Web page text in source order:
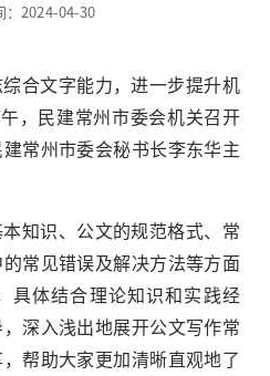
：2024-04-30
合文字能力，进一步提升机
，民建常州市委会机关召开
常州市委会秘书长李东华主
知识、公文的规范格式、常
常见错误及解决方法等方面
具体结合理论知识和实践经
深入浅出地展开公文写作常
帮助大家更加清晰直观地了